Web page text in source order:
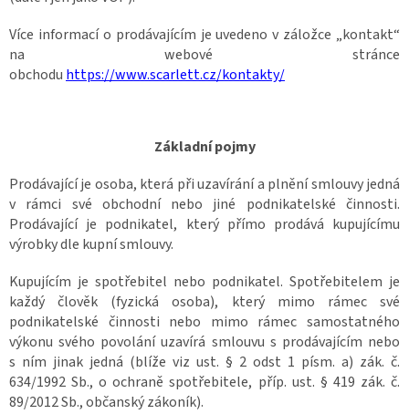
Více informací o prodávajícím je uvedeno v záložce „kontakt“
na webové stránce
obchodu https://www.scarlett.cz/kontakty/
Základní pojmy
Prodávající je osoba, která při uzavírání a plnění smlouvy jedná
v rámci své obchodní nebo jiné podnikatelské činnosti.
Prodávající je podnikatel, který přímo prodává kupujícímu
výrobky dle kupní smlouvy.
Kupujícím je spotřebitel nebo podnikatel. Spotřebitelem je
každý člověk (fyzická osoba), který mimo rámec své
podnikatelské činnosti nebo mimo rámec samostatného
výkonu svého povolání uzavírá smlouvu s prodávajícím nebo
s ním jinak jedná (blíže viz ust. § 2 odst 1 písm. a) zák. č.
634/1992 Sb., o ochraně spotřebitele, příp. ust. § 419 zák. č.
89/2012 Sb., občanský zákoník).